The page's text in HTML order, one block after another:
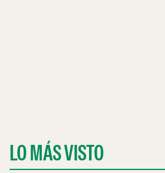
LO MÁS VISTO